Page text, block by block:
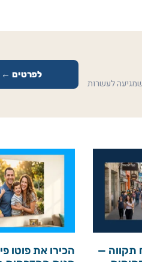
לעשרות
לפרטים ←
תקווה —
הכירו את פוטו